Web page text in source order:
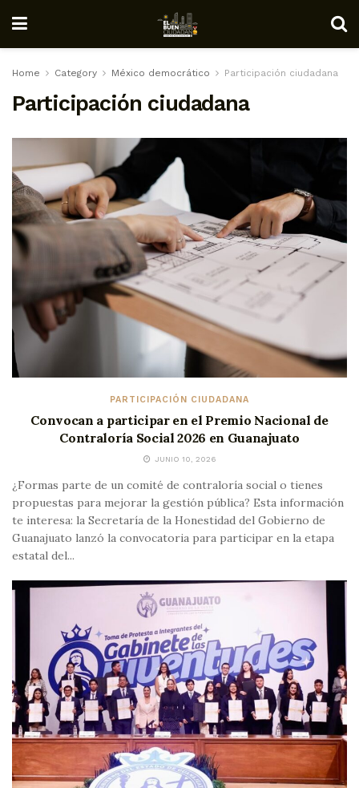
Home Category México democrático Participación ciudadana
Participación ciudadana
PARTICIPACIÓN CIUDADANA
Convocan a participar en el Premio Nacional de
Contraloría Social 2026 en Guanajuato
JUNIO 10, 2026
¿Formas parte de un comité de contraloría social o tienes
propuestas para mejorar la gestión pública? Esta información
te interesa: la Secretaría de la Honestidad del Gobierno de
Guanajuato lanzó la convocatoria para participar en la etapa
estatal del...